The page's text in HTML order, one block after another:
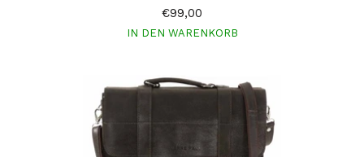
€99,00
IN DEN WARENKORB